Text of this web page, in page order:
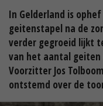
In Gelderland is
geitenstapel na de
verder gegroeid lijkt
van het aantal geiten
Voorzitter Jos
ontstemd over de